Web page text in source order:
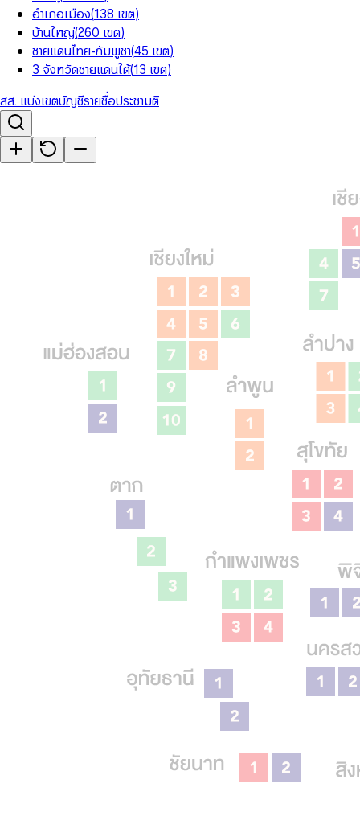
อำเภอเมือง(138 เขต)
บ้านใหญ่(260 เขต)
ชายแดนไทย-กัมพูชา(45 เขต)
3 จังหวัดชายแดนใต้(13 เขต)
สส. แบ่งเขตบัญชีรายชื่อประชามติ